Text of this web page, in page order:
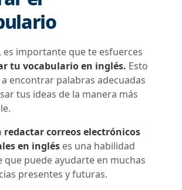
es importante que te esfuerces
tu vocabulario en inglés. Esto
encontrar palabras adecuadas
tus ideas de la manera más
redactar correos electrónicos
en inglés es una habilidad
puede ayudarte en muchas
presentes y futuras.